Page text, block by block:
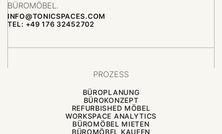
BÜROMÖBEL.
INFO@TONICSPACES.COM
TEL: +49 176 32452702
PROZESS
BÜROPLANUNG
BÜROKONZEPT
REFURBISHED MÖBEL
WORKSPACE ANALYTICS
BÜROMÖBEL MIETEN
BÜROMÖBEL KAUFEN